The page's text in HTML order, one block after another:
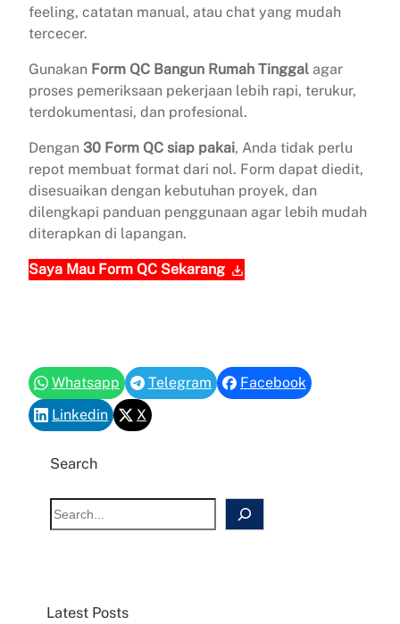
feeling, catatan manual, atau chat yang mudah
tercecer.
Gunakan Form QC Bangun Rumah Tinggal agar
proses pemeriksaan pekerjaan lebih rapi, terukur,
terdokumentasi, dan profesional.
Dengan 30 Form QC siap pakai, Anda tidak perlu
repot membuat format dari nol. Form dapat diedit,
disesuaikan dengan kebutuhan proyek, dan
dilengkapi panduan penggunaan agar lebih mudah
diterapkan di lapangan.
Saya Mau Form QC Sekarang
Whatsapp Telegram
Facebook
Linkedin
X
Search
S
e
h
Latest Posts